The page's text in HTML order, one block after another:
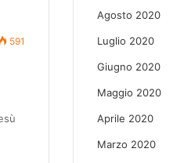
591
Agosto 2020
Luglio 2020
Giugno 2020
Maggio 2020
Aprile 2020
Marzo 2020